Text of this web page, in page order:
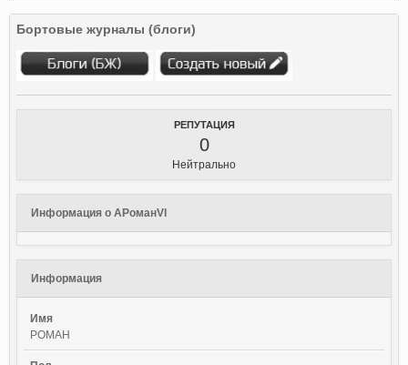
Бортовые журналы (блоги)
РЕПУТАЦИЯ
0
Нейтрально
Информация о АРоманVl
Информация
Имя
РОМАН